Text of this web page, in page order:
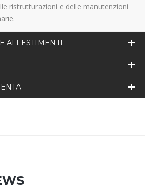
ristrutturazioni e delle manutenzioni
ALLESTIMENTI